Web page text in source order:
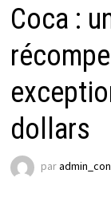
Coca :
dollars
par